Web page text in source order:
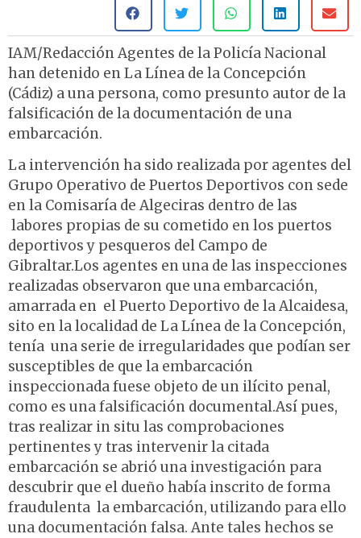
IAM/Redacción Agentes de la Policía Nacional
han detenido en La Línea de la Concepción
(Cádiz) a una persona, como presunto autor de la
falsificación de la documentación de una
embarcación.
La intervención ha sido realizada por agentes del
Grupo Operativo de Puertos Deportivos con sede
en la Comisaría de Algeciras dentro de las
labores propias de su cometido en los puertos
deportivos y pesqueros del Campo de
Gibraltar.Los agentes en una de las inspecciones
realizadas observaron que una embarcación,
amarrada en el Puerto Deportivo de la Alcaidesa,
sito en la localidad de La Línea de la Concepción,
tenía una serie de irregularidades que podían ser
susceptibles de que la embarcación
inspeccionada fuese objeto de un ilícito penal,
como es una falsificación documental.Así pues,
tras realizar in situ las comprobaciones
pertinentes y tras intervenir la citada
embarcación se abrió una investigación para
descubrir que el dueño había inscrito de forma
fraudulenta la embarcación, utilizando para ello
una documentación falsa. Ante tales hechos se